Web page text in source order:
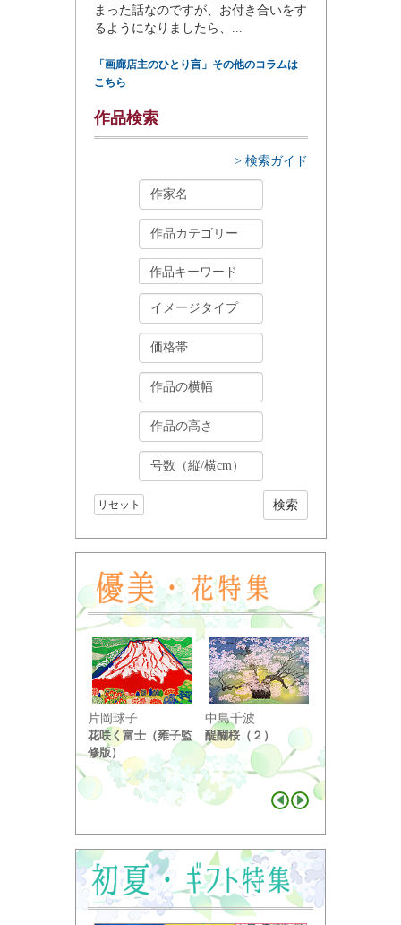
まった話なのですが、お付き合いをす
るようになりましたら、...
「画廊店主のひとり言」その他のコラムは
こちら
作品検索
> 検索ガイド
リセット
片岡球子
花咲く富士（雍子監
修版）
中島千波
醍醐桜（２）
り ...